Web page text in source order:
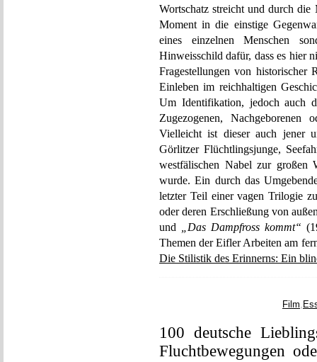
Wortschatz streicht und durch die
Moment in die einstige
eines einzelnen Menschen
Hinweisschild dafür, dass es hier
Fragestellungen von historischer
Einleben im reichhaltigen
Um Identifikation, jedoch auch
Zugezogenen, Nachgeborenen
Vielleicht ist dieser auch jener
Görlitzer Flüchtlingsjunge,
westfälischen Nabel zur großen
wurde. Ein durch das
letzter Teil einer vagen Trilogie
oder deren Erschließung von
und
„Das Dampfross kommt“
Themen der Eifler Arbeiten am
Die Stilistik des Erinnerns: Ein
Film,
100 deutsche
Fluchtbewegungen